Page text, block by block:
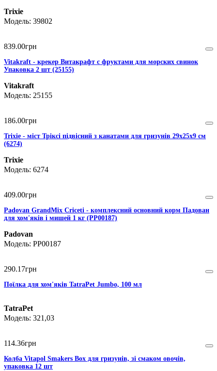
Trixie
39802
839.00грн
Vitakraft - крекер Витакрафт с фруктами для морских свинок
Упаковка 2 шт (25155)
Vitakraft
25155
186.00грн
Trixie - міст Тріксі підвісний з канатами для гризунів 29х25х9 см
(6274)
Trixie
6274
409.00грн
Padovan GrandMix Criceti - комплексний основний корм Падован
для хом'яків і мишей 1 кг (PP00187)
Padovan
PP00187
290.17грн
Поїлка для хом'яків TatraPet Jumbo, 100 мл
TatraPet
321,03
114.36грн
Колба Vitapol Smakers Box для гризунів, зі смаком овочів,
упаковка 12 шт